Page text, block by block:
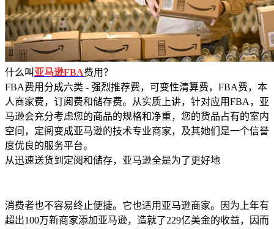
什么叫亚马逊FBA费用？
FBA费用分成六类 - 强烈推荐费，可变性清算费，FBA费，本
人商家费，订阅费和储存费。从实质上讲，针对应用FBA，亚
马逊会充分考虑您的商品的规格和净重，您的货品占有的室内
空间，定阅变成亚马逊的技术专业商家，及其她们是一个信誉
度优良的服务平台。
从迅速送货到定阅和储存，亚马逊全是为了更好地
消费者也不容易终止便捷。它也适用亚马逊商家。因为上年有
超出100万新商家添加亚马逊，造就了229亿美金的收益，因而